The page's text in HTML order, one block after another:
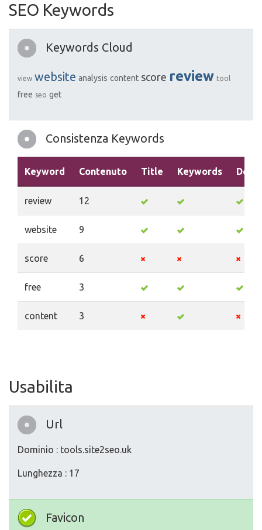
SEO Keywords
Keywords Cloud
view website analysis content score review tool
free seo get
Consistenza Keywords
Keyword Contenuto Title Keywords
review 12
website 9
score 6
free 3
content 3
Usabilita
Url
Dominio : tools.site2seo.uk
Lunghezza : 17
Favicon